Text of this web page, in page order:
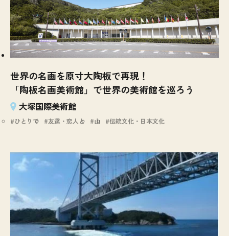
世界の名画を原寸大陶板で再現！
「陶板名画美術館」で世界の美術館を巡ろう
大塚国際美術館
ひとりで 友達・恋人と 山 伝統文化・日本文化